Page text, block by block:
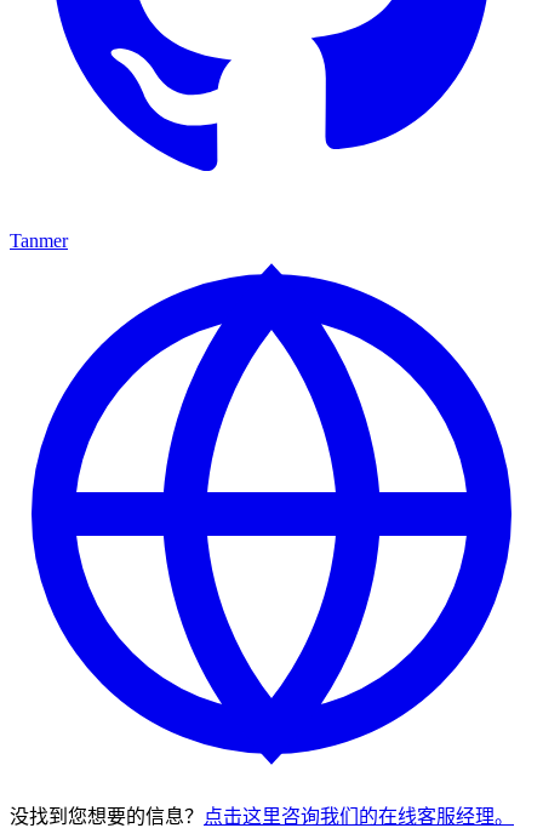
Tanmer
没找到您想要的信息？ 点击这里咨询我们的在线客服经理。